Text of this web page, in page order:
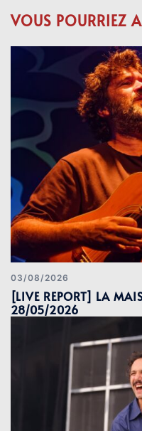
VOUS POURRIEZ
03/08/2026
[LIVE REPORT] LA
28/05/2026